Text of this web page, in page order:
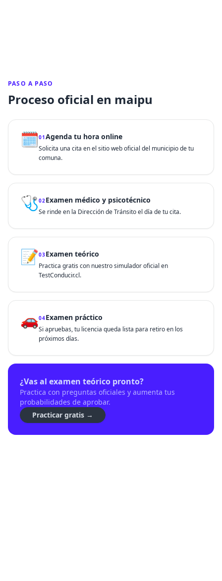
PASO A PASO
Proceso oficial en maipu
🗓️01Agenda tu hora online
Solicita una cita en el sitio web oficial del municipio de tu
comuna.
🩺02Examen médico y psicotécnico
Se rinde en la Dirección de Tránsito el día de tu cita.
📝03Examen teórico
Practica gratis con nuestro simulador oficial en
TestConducir.cl.
🚗04Examen práctico
Si apruebas, tu licencia queda lista para retiro en los
próximos días.
¿Vas al examen teórico pronto?
Practica con preguntas oficiales y aumenta tus
probabilidades de aprobar.
Practicar gratis →